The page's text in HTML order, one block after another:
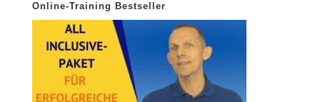
Online-Training Bestseller